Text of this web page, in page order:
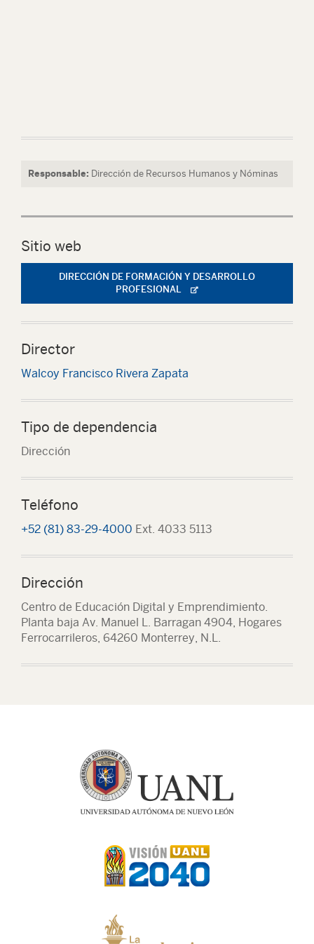
Responsable: Dirección de Recursos Humanos y Nóminas
Sitio web
DIRECCIÓN DE FORMACIÓN Y DESARROLLO
PROFESIONAL
Director
Walcoy Francisco Rivera Zapata
Tipo de dependencia
Dirección
Teléfono
+52 (81) 83-29-4000 Ext. 4033 5113
Dirección
Centro de Educación Digital y Emprendimiento.
Planta baja Av. Manuel L. Barragan 4904, Hogares
Ferrocarrileros, 64260 Monterrey, N.L.